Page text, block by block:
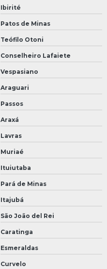
Ibirité
Patos de Minas
Teófilo Otoni
Conselheiro Lafaiete
Vespasiano
Araguari
Passos
Araxá
Lavras
Muriaé
Ituiutaba
Pará de Minas
Itajubá
São João del Rei
Caratinga
Esmeraldas
Curvelo